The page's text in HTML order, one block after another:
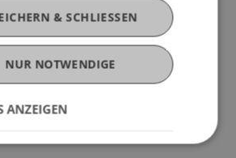
& SCHLIESSEN
NUR NOTWENDIGE
ANZEIGEN